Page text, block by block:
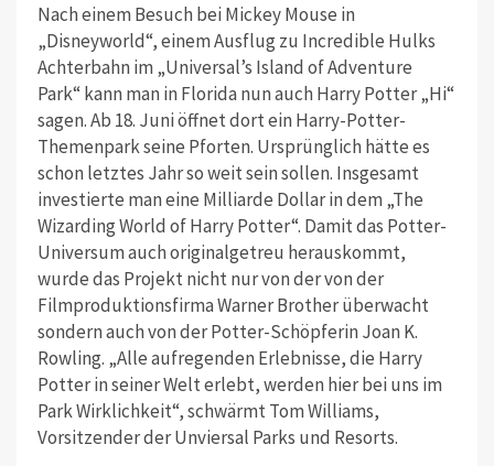
Nach einem Besuch bei Mickey Mouse in
„Disneyworld“, einem Ausflug zu Incredible Hulks
Achterbahn im „Universal’s Island of Adventure
Park“ kann man in Florida nun auch Harry Potter „Hi“
sagen. Ab 18. Juni öffnet dort ein Harry-Potter-
Themenpark seine Pforten. Ursprünglich hätte es
schon letztes Jahr so weit sein sollen. Insgesamt
investierte man eine Milliarde Dollar in dem „The
Wizarding World of Harry Potter“. Damit das Potter-
Universum auch originalgetreu herauskommt,
wurde das Projekt nicht nur von der von der
Filmproduktionsfirma Warner Brother überwacht
sondern auch von der Potter-Schöpferin Joan K.
Rowling. „Alle aufregenden Erlebnisse, die Harry
Potter in seiner Welt erlebt, werden hier bei uns im
Park Wirklichkeit“, schwärmt Tom Williams,
Vorsitzender der Unviersal Parks und Resorts.